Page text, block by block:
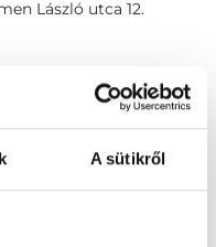
A sütikről
László utca 12.
Vélemények